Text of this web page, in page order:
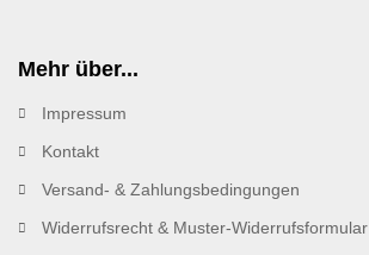
Mehr über...
Impressum
Kontakt
Versand- & Zahlungsbedingungen
Widerrufsrecht & Muster-Widerrufsformular